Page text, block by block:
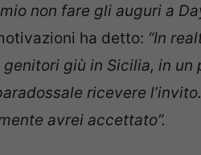
non fare gli auguri a
ha detto: “In
giù in Sicilia, in
ricevere
avrei accettato”.